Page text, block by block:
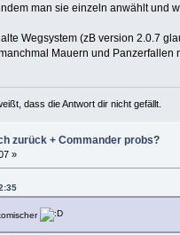
man sie einzeln anwählt und
Wegsystem (zB version 2.0.7
Mauern und
dass die Antwort dir nicht gefällt.
zurück + Commander probs?
»